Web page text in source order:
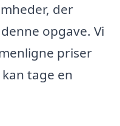
der
opgave. Vi
priser
tage en